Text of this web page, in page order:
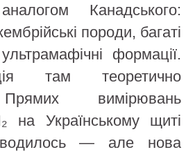
Канадського:
породи, багаті
формації.
там теоретично
вимірювань
на Українському щиті
— але нова